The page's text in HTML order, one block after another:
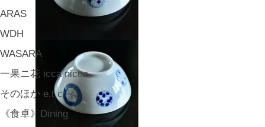
ARAS
WDH
WASARA
一果ニ花 icca nicca
そのほか e.t.c
《食卓》Dining